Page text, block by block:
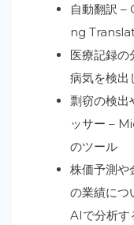
自動翻訳
ng
医療記録の
病気を検出
剽窃の検出
ッサー –
のツール
株価予測や
の業績につ
AIで分析す